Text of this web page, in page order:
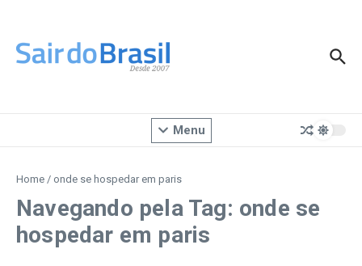
Menu
Home / onde se hospedar em paris
Navegando pela Tag: onde se
hospedar em paris